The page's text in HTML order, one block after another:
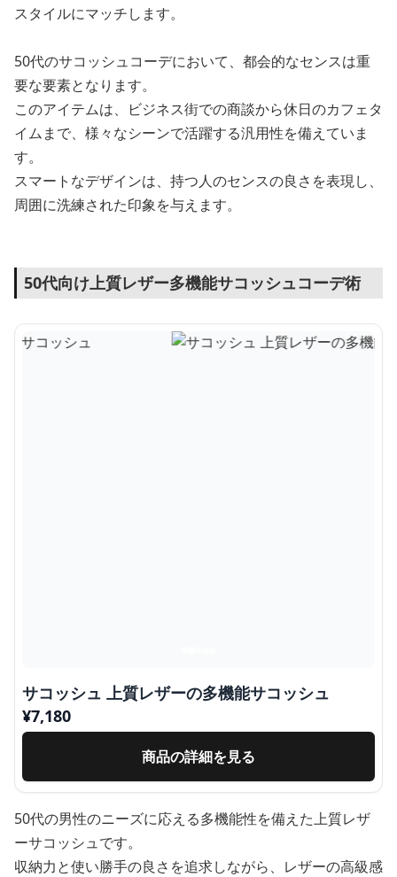
スタイルにマッチします。
50代のサコッシュコーデにおいて、都会的なセンスは重
要な要素となります。
このアイテムは、ビジネス街での商談から休日のカフェタ
イムまで、様々なシーンで活躍する汎用性を備えていま
す。
スマートなデザインは、持つ人のセンスの良さを表現し、
周囲に洗練された印象を与えます。
50代向け上質レザー多機能サコッシュコーデ術
サコッシュ 上質レザーの多機能サコッシュ
¥7,180
商品の詳細を見る
50代の男性のニーズに応える多機能性を備えた上質レザ
ーサコッシュです。
収納力と使い勝手の良さを追求しながら、レザーの高級感